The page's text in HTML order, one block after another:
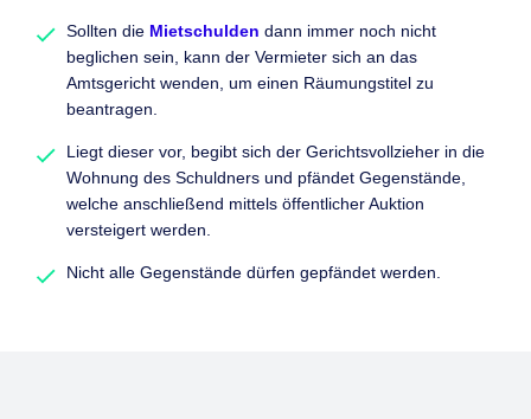
Sollten die Mietschulden dann immer noch nicht
beglichen sein, kann der Vermieter sich an das
Amtsgericht wenden, um einen Räumungstitel zu
beantragen.
Liegt dieser vor, begibt sich der Gerichtsvollzieher in die
Wohnung des Schuldners und pfändet Gegenstände,
welche anschließend mittels öffentlicher Auktion
versteigert werden.
Nicht alle Gegenstände dürfen gepfändet werden.